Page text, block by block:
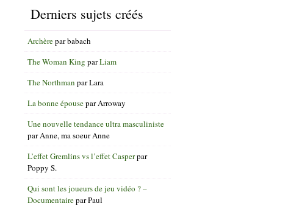
Derniers sujets créés
Archèreparbabach
The Woman King parLiam
The Northman parLara
La bonne épouseparArroway
Une nouvelle tendance ultra masculiniste
parAnne, ma soeur Anne
L’effet Gremlins vs l’effet Casperpar
Poppy S.
Qui sont les joueurs de jeu vidéo ? –
DocumentaireparPaul